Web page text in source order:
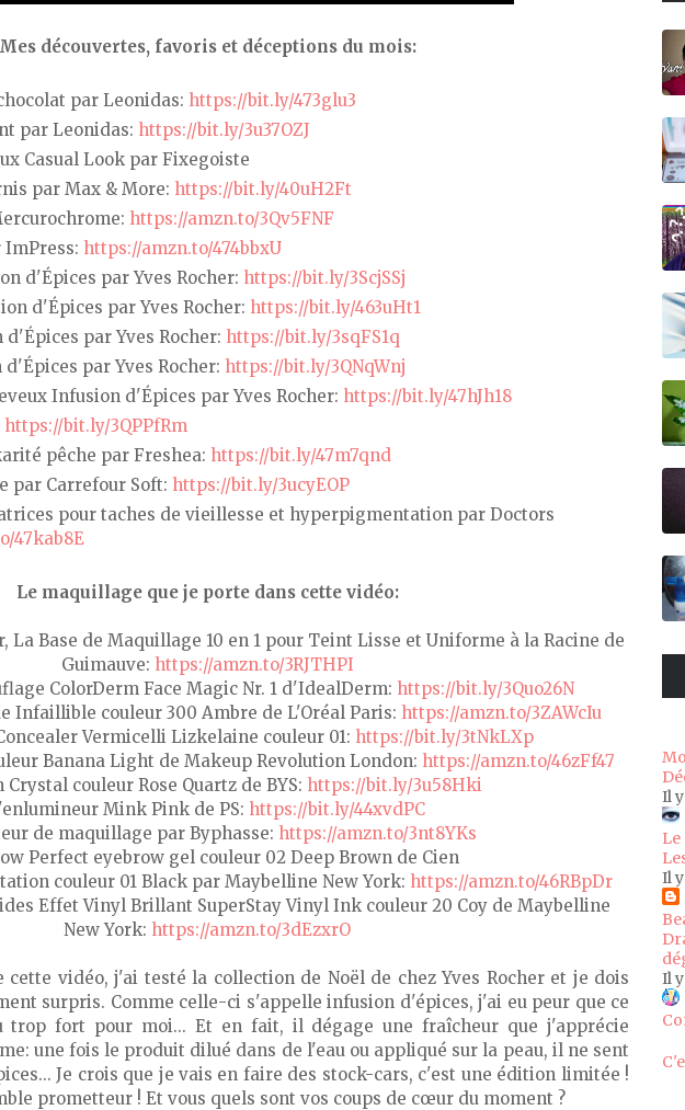
Mes découvertes, favoris et déceptions du mois:
par Leonidas: https://bit.ly/473glu3
par Leonidas: https://bit.ly/3u37OZJ
Casual Look par Fixegoiste
par Max & More: https://bit.ly/40uH2Ft
https://amzn.to/3Qv5FNF
https://amzn.to/474bbxU
d'Épices par Yves Rocher: https://bit.ly/3ScjSSj
d'Épices par Yves Rocher: https://bit.ly/463uHt1
par Yves Rocher: https://bit.ly/3sqFS1q
par Yves Rocher: https://bit.ly/3QNqWnj
Infusion d'Épices par Yves Rocher: https://bit.ly/47hJh18
https://bit.ly/3QPPfRm
pêche par Freshea: https://bit.ly/47m7qnd
par Carrefour Soft: https://bit.ly/3ucyEOP
pour taches de vieillesse et hyperpigmentation par Doctors
47kab8E
Le maquillage que je porte dans cette vidéo:
Base de Maquillage 10 en 1 pour Teint Lisse et Uniforme à la Racine de
Guimauve: https://amzn.to/3RJTHPI
ColorDerm Face Magic Nr. 1 d'IdealDerm: https://bit.ly/3Quo26N
Infaillible couleur 300 Ambre de L'Oréal Paris: https://amzn.to/3ZAWcIu
Vermicelli Lizkelaine couleur 01: https://bit.ly/3tNkLXp
Banana Light de Makeup Revolution London: https://amzn.to/46zFf47
Crystal couleur Rose Quartz de BYS: https://bit.ly/3u58Hki
Mink Pink de PS: https://bit.ly/44xvdPC
de maquillage par Byphasse: https://amzn.to/3nt8YKs
Perfect eyebrow gel couleur 02 Deep Brown de Cien
couleur 01 Black par Maybelline New York: https://amzn.to/46RBpDr
Effet Vinyl Brillant SuperStay Vinyl Ink couleur 20 Coy de Maybelline
New York: https://amzn.to/3dEzxrO
cette vidéo, j'ai testé la collection de Noël de chez Yves Rocher et je dois
surpris. Comme celle-ci s'appelle infusion d'épices, j'ai eu peur que ce
trop fort pour moi... Et en fait, il dégage une fraîcheur que j'apprécie
une fois le produit dilué dans de l'eau ou appliqué sur la peau, il ne sent
Je crois que je vais en faire des stock-cars, c'est une édition limitée !
prometteur ! Et vous quels sont vos coups de cœur du moment ?
Il
Il
Il